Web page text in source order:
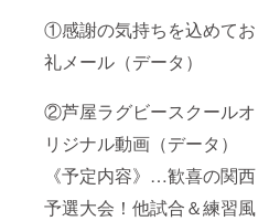
①感謝の気持ちを込めてお
礼メール（データ）
②芦屋ラグビースクールオ
リジナル動画（データ）
《予定内容》…歓喜の関西
予選大会！他試合＆練習風